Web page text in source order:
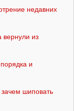
недавних
вернули из
и
шиповать